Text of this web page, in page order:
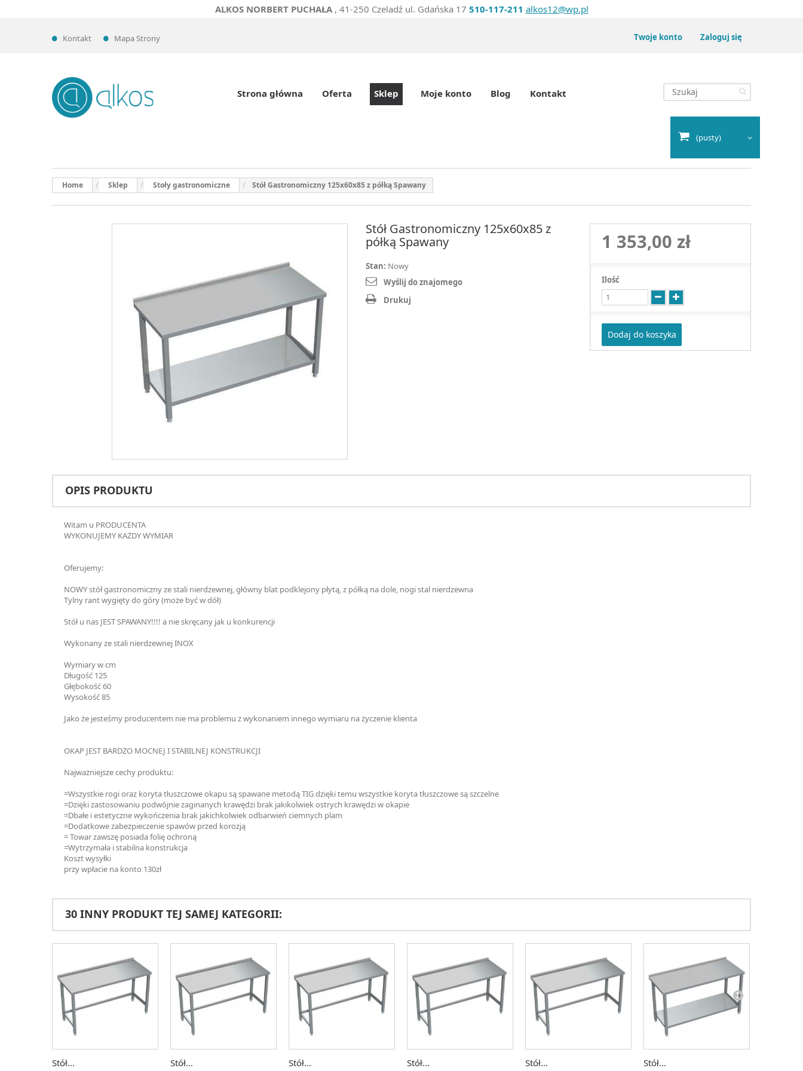
ALKOS NORBERT PUCHAŁA, 41-250 Czeladź ul. Gdańska 17 510-117-211 alkos12@wp.pl
Kontakt Mapa Strony Zaloguj się
Twoje konto
Strona główna Oferta Sklep Moje konto Blog Kontakt
(pusty)
Home Sklep Stoły gastronomiczne Stół Gastronomiczny 125x60x85 z półką Spawany
Stół Gastronomiczny 125x60x85 z
półką Spawany
Stan: Nowy
Wyślij do znajomego
Drukuj
1 353,00 zł
Ilość
Dodaj do koszyka
OPIS PRODUKTU
Witam u PRODUCENTA
WYKONUJEMY KAŻDY WYMIAR
Oferujemy:
NOWY stół gastronomiczny ze stali nierdzewnej, główny blat podklejony płytą, z półką na dole, nogi stal nierdzewna
Tylny rant wygięty do góry (może być w dół)
Stół u nas JEST SPAWANY!!!! a nie skręcany jak u konkurencji
Wykonany ze stali nierdzewnej INOX
Wymiary w cm
Długość 125
Głębokość 60
Wysokość 85
Jako że jesteśmy producentem nie ma problemu z wykonaniem innego wymiaru na życzenie klienta
OKAP JEST BARDZO MOCNEJ I STABILNEJ KONSTRUKCJI
Najważniejsze cechy produktu:
=Wszystkie rogi oraz koryta tłuszczowe okapu są spawane metodą TIG dzięki temu wszystkie koryta tłuszczowe są szczelne
=Dzięki zastosowaniu podwójnie zaginanych krawędzi brak jakikolwiek ostrych krawędzi w okapie
=Dbałe i estetyczne wykończenia brak jakichkolwiek odbarwień ciemnych plam
=Dodatkowe zabezpieczenie spawów przed korozją
= Towar zawszę posiada folię ochroną
=Wytrzymała i stabilna konstrukcja
Koszt wysyłki
przy wpłacie na konto 130zł
30 INNY PRODUKT TEJ SAMEJ KATEGORII:
Stół... Stół... Stół... Stół... Stół... Stół...